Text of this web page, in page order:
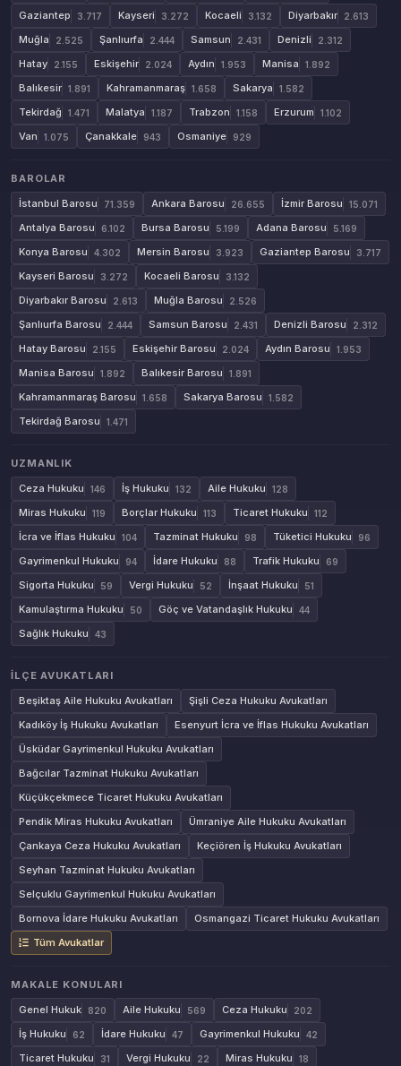
Gaziantep 3.717 Kayseri 3.272 Kocaeli 3.132 Diyarbakır 2.613
Muğla 2.525 Şanlıurfa 2.444 Samsun 2.431 Denizli 2.312
Hatay 2.155 Eskişehir 2.024 Aydın 1.953 Manisa 1.892
Balıkesir 1.891 Kahramanmaraş 1.658 Sakarya 1.582
Tekirdağ 1.471 Malatya 1.187 Trabzon 1.158 Erzurum 1.102
Van 1.075 Çanakkale 943 Osmaniye 929
BAROLAR
İstanbul Barosu
71.359 Ankara Barosu 26.655 İzmir Barosu 15.071
Antalya Barosu 6.102 Bursa Barosu 5.199 Adana Barosu 5.169
Konya Barosu 4.302 Mersin Barosu 3.923 Gaziantep Barosu 3.717
Kayseri Barosu 3.272 Kocaeli Barosu 3.132
Diyarbakır Barosu 2.613 Muğla Barosu 2.526
Şanlıurfa Barosu 2.444 Samsun Barosu 2.431 Denizli Barosu 2.312
Hatay Barosu 2.155 Eskişehir Barosu 2.024 Aydın Barosu 1.953
Manisa Barosu 1.892 Balıkesir Barosu 1.891
Kahramanmaraş Barosu 1.658 Sakarya Barosu 1.582
Tekirdağ Barosu 1.471
UZMANLIK
Ceza Hukuku
146 İş Hukuku 132 Aile Hukuku 128
Miras Hukuku 119 Borçlar Hukuku 113 Ticaret Hukuku 112
İcra ve İflas Hukuku 104 Tazminat Hukuku 98 Tüketici Hukuku 96
Gayrimenkul Hukuku 94 İdare Hukuku 88 Trafik Hukuku 69
Sigorta Hukuku 59 Vergi Hukuku 52 İnşaat Hukuku 51
Kamulaştırma Hukuku 50 Göç ve Vatandaşlık Hukuku 44
Sağlık Hukuku 43
İLÇE AVUKATLARI
Beşiktaş Aile Hukuku Avukatları
Şişli Ceza Hukuku Avukatları
Kadıköy İş Hukuku Avukatları
Esenyurt İcra ve İflas Hukuku Avukatları
Üsküdar Gayrimenkul Hukuku Avukatları
Bağcılar Tazminat Hukuku Avukatları
Küçükçekmece Ticaret Hukuku Avukatları
Pendik Miras Hukuku Avukatları
Ümraniye Aile Hukuku Avukatları
Çankaya Ceza Hukuku Avukatları
Keçiören İş Hukuku Avukatları
Seyhan Tazminat Hukuku Avukatları
Selçuklu Gayrimenkul Hukuku Avukatları
Bornova İdare Hukuku Avukatları
Osmangazi Ticaret Hukuku Avukatları
Tüm Avukatlar
MAKALE KONULARI
Genel Hukuk
820 Aile Hukuku 569 Ceza Hukuku 202
İş Hukuku 62 İdare Hukuku 47 Gayrimenkul Hukuku 42
Ticaret Hukuku 31 Vergi Hukuku 22 Miras Hukuku 18